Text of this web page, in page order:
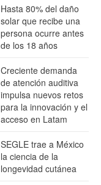
Hasta 80% del daño
solar que recibe una
persona ocurre antes
de los 18 años
Creciente demanda
de atención auditiva
impulsa nuevos retos
para la innovación y el
acceso en Latam
SEGLE trae a México
la ciencia de la
longevidad cutánea